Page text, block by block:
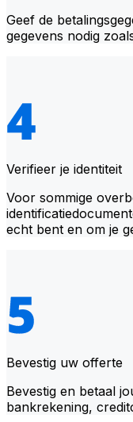
Geef de
gegevens nodig
Verifieer je identiteit
Voor sommige
echt bent en om je
Bevestig uw offerte
Bevestig en betaal
bankrekening,